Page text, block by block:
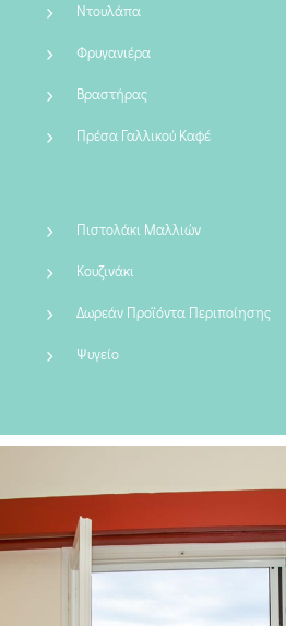
Ντουλάπα
Φρυγανιέρα
Βραστήρας
Πρέσα Γαλλικού Καφέ
Πιστολάκι Μαλλιών
Κουζινάκι
Δωρεάν Προϊόντα Περιποίησης
Ψυγείο